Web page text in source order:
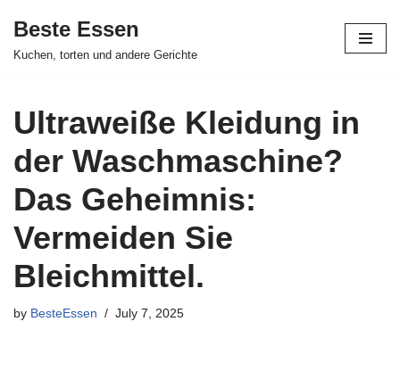
Skip
Beste Essen
Kuchen, torten und andere Gerichte
Ultraweiße Kleidung in
der Waschmaschine?
Das Geheimnis:
Vermeiden Sie
Bleichmittel.
by BesteEssen July 7, 2025